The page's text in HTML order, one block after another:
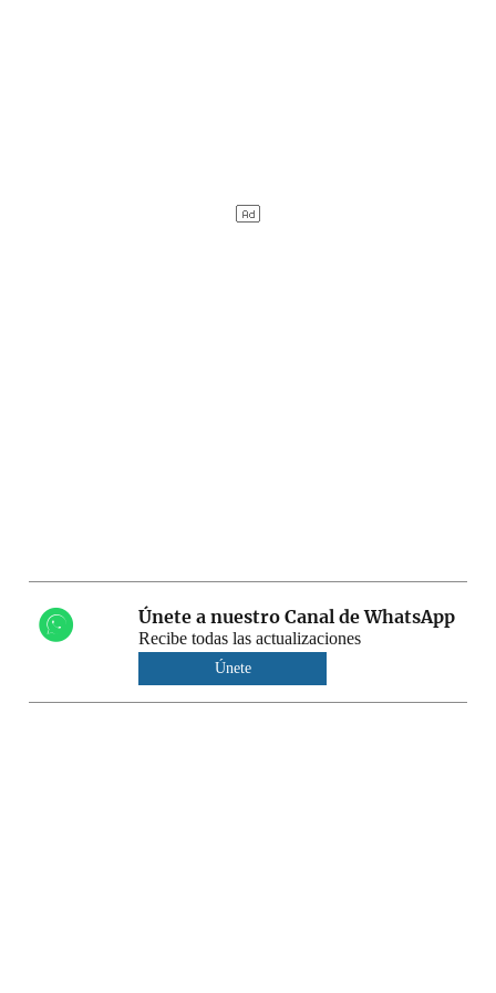
Únete a nuestro Canal de WhatsApp
Recibe todas las actualizaciones
Únete